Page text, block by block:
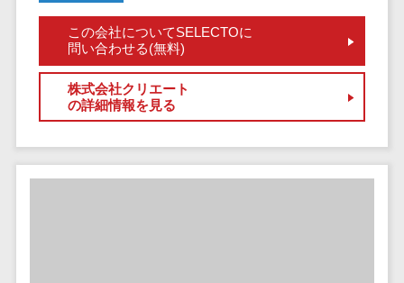
バース予約システム>
運送業務支援システム>
アルコールチェックアプリ>
店舗業務支援システム>
配送ルート最適化>
ツール
バーチャルオ
この会社についてSELECTOに
問い合わせる(無料)
株式会社クリエート
の詳細情報を見る